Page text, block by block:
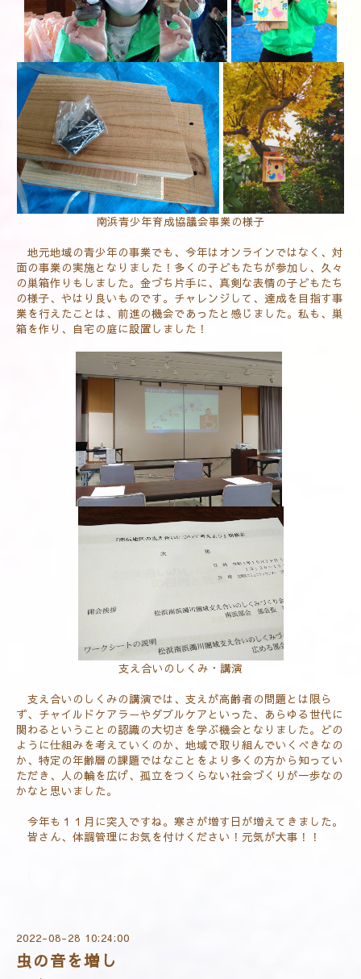
南浜青少年育成協議会事業の様子
地元地域の青少年の事業でも、今年はオンラインではなく、対
面の事業の実施となりました！多くの子どもたちが参加し、久々
の巣箱作りもしました。金づち片手に、真剣な表情の子どもたち
の様子、やはり良いものです。チャレンジして、達成を目指す事
業を行えたことは、前進の機会であったと感じました。私も、巣
箱を作り、自宅の庭に設置しました！
支え合いのしくみ・講演
支え合いのしくみの講演では、支えが高齢者の問題とは限ら
ず、チャイルドケアラーやダブルケアといった、あらゆる世代に
関わるということの認識の大切さを学ぶ機会となりました。どの
ように仕組みを考えていくのか、地域で取り組んでいくべきなの
か、特定の年齢層の課題ではなことをより多くの方から知ってい
ただき、人の輪を広げ、孤立をつくらない社会づくりが一歩なの
かなと思いました。
今年も１１月に突入ですね。寒さが増す日が増えてきました。
皆さん、体調管理にお気を付けください！元気が大事！！
2022-08-28 10:24:00
虫の音を増し